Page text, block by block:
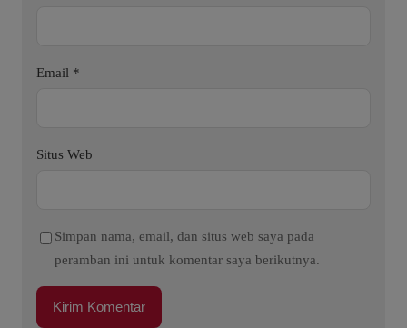
Email *
Situs Web
Simpan nama, email, dan situs web saya pada
peramban ini untuk komentar saya berikutnya.